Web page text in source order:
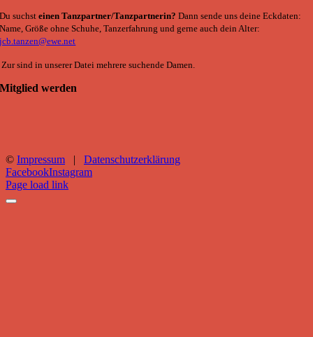
Du suchst einen Tanzpartner/Tanzpartnerin?Dann sende uns deine Eckdaten:
Name, Größe ohne Schuhe, Tanzerfahrung und gerne auch dein Alter:
jcb.tanzen@ewe.net
Zur sind in unserer Datei mehrere suchende Damen.
Mitglied werden
© Impressum | Datenschutzerklärung
FacebookInstagram
Page load link